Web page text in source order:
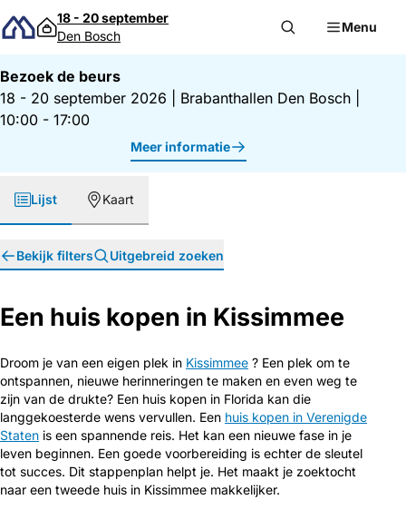
Direct naar inhoud
18 - 20 september
Den Bosch
Menu
Bezoek de beurs
18 - 20 september 2026
Brabanthallen Den Bosch
10:00 - 17:00
Meer informatie
Lijst Kaart
Bekijk filters Uitgebreid zoeken
Een huis kopen in Kissimmee
Droom je van een eigen plek in Kissimmee ? Een plek om te
ontspannen, nieuwe herinneringen te maken en even weg te
zijn van de drukte? Een huis kopen in Florida kan die
langgekoesterde wens vervullen. Een huis kopen in Verenigde
Staten is een spannende reis. Het kan een nieuwe fase in je
leven beginnen. Een goede voorbereiding is echter de sleutel
tot succes. Dit stappenplan helpt je. Het maakt je zoektocht
naar een tweede huis in Kissimmee makkelijker.